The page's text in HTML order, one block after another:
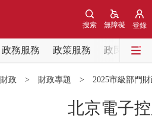
登錄
無障礙
搜索
政務服務 政策服務
政民互動
財政 > 財政專題 > 2025市級部門
北京電子